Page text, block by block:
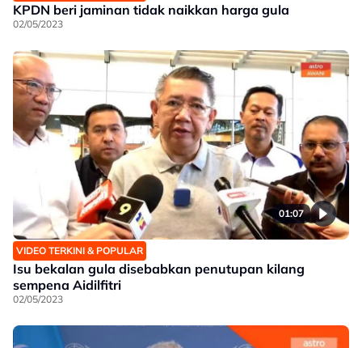
KPDN beri jaminan tidak naikkan harga gula
02/05/2023
01:07
VIDEO TERKINI & POPULAR
Isu bekalan gula disebabkan penutupan kilang
sempena Aidilfitri
02/05/2023